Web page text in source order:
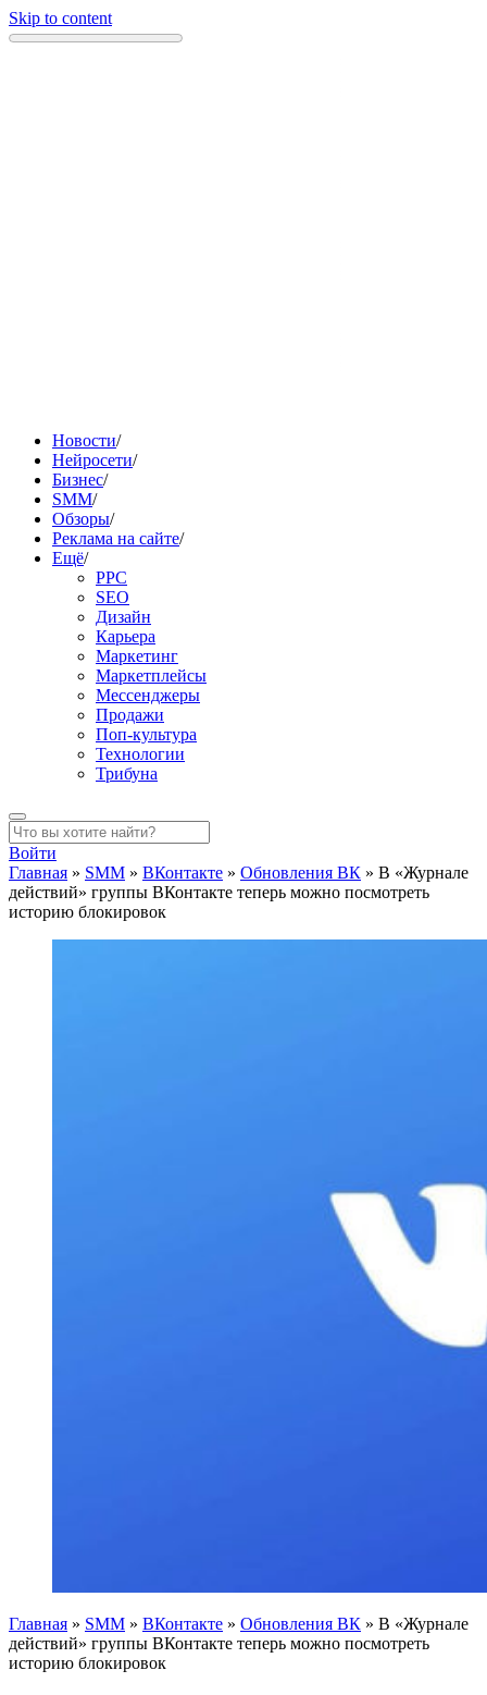
Skip to content
Новости/
Нейросети/
Бизнес/
SMM/
Обзоры/
Реклама на сайте/
Ещё/
PPC
SEO
Дизайн
Карьера
Маркетинг
Маркетплейсы
Мессенджеры
Продажи
Поп-культура
Технологии
Трибуна
Войти
Главная » SMM » ВКонтакте » Обновления ВК » В «Журнале
действий» группы ВКонтакте теперь можно посмотреть
историю блокировок
Главная » SMM » ВКонтакте » Обновления ВК » В «Журнале
действий» группы ВКонтакте теперь можно посмотреть
историю блокировок